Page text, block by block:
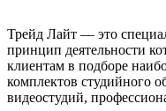
Трейд Лайт — это
принцип деятельности
клиентам в подборе
комплектов студийного
видеостудий,